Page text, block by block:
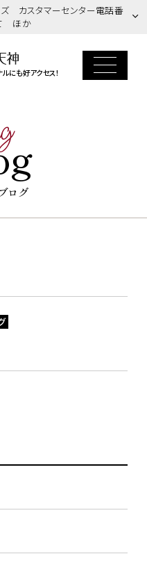
ズ カスタマーセンター電話番
ほか
にも好アクセス！
ログ